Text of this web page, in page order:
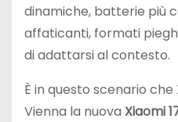
dinamiche, batterie più
affaticanti, formati
di adattarsi al contesto.
È in questo scenario
Vienna la nuova Xiaomi